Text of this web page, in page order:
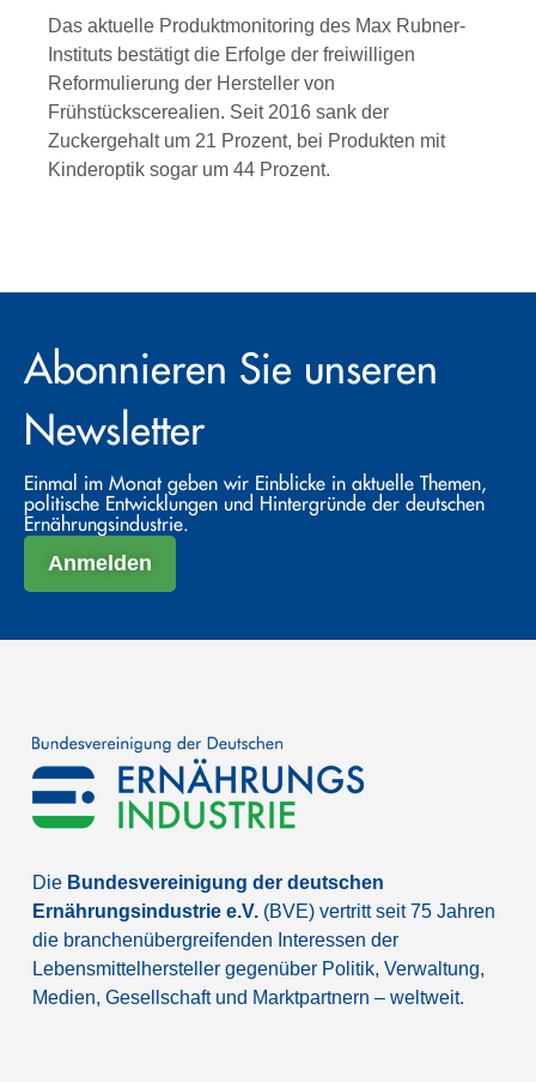
Das aktuelle Produktmonitoring des Max Rubner-
Instituts bestätigt die Erfolge der freiwilligen
Reformulierung der Hersteller von
Frühstückscerealien. Seit 2016 sank der
Zuckergehalt um 21 Prozent, bei Produkten mit
Kinderoptik sogar um 44 Prozent.
Abonnieren Sie unseren
Newsletter
Einmal im Monat geben wir Einblicke in aktuelle Themen,
politische Entwicklungen und Hintergründe der deutschen
Ernährungsindustrie.
Anmelden
Die Bundesvereinigung der deutschen
Ernährungsindustrie e.V. (BVE) vertritt seit 75 Jahren
die branchenübergreifenden Interessen der
Lebensmittelhersteller gegenüber Politik, Verwaltung,
Medien, Gesellschaft und Marktpartnern – weltweit.